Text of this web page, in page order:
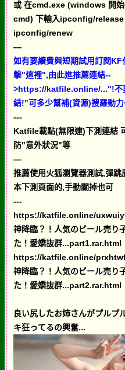
或 在cmd.exe (windows 開始
cmd) 下輸入ipconfig/release
ipconfig/renew
—
如有要續費與短期試用訂閱KF
擊"這裡",由此進推薦連結--
>https://katfile.online/..."!不
結!"可多少幫補(資源)搜羅動
---
Katfile載點(無限速)下測連結
防"意外狀況"等
—
推薦使用火狐瀏覽器測試,彈跳
本下測頁面的,手動關掉也可
---
https://katfile.online/
神降臨？！人気のビール売り
た！愛嬌抜群...part1.rar.html
https://katfile.online/
神降臨？！人気のビール売り
た！愛嬌抜群...part2.rar.html
良い尻したお姉さんがプルプ
キ狂ってるの興奮...